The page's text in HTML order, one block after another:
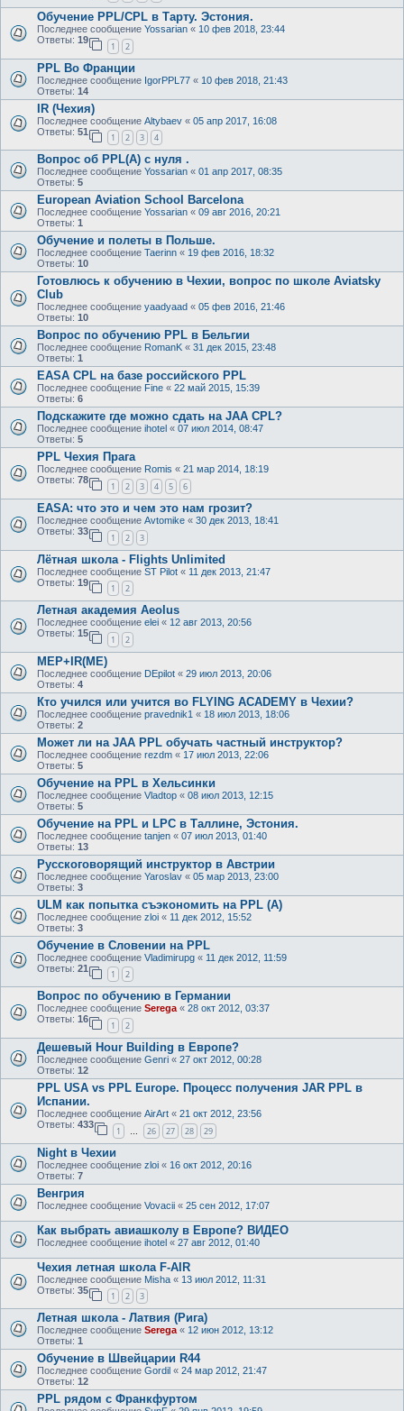
Обучение PPL/CPL в Тарту. Эстония.
Последнее сообщение Yossarian « 10 фев 2018, 23:44
Ответы: 19
1 2
PPL Во Франции
Последнее сообщение IgorPPL77 « 10 фев 2018, 21:43
Ответы: 14
IR (Чехия)
Последнее сообщение Altybaev « 05 апр 2017, 16:08
Ответы: 51
1 2 3 4
Вопрос об PPL(A) с нуля .
Последнее сообщение Yossarian « 01 апр 2017, 08:35
Ответы: 5
European Aviation School Barcelona
Последнее сообщение Yossarian « 09 авг 2016, 20:21
Ответы: 1
Обучение и полеты в Польше.
Последнее сообщение Taerinn « 19 фев 2016, 18:32
Ответы: 10
Готовлюсь к обучению в Чехии, вопрос по школе Aviatsky
Club
Последнее сообщение yaadyaad « 05 фев 2016, 21:46
Ответы: 10
Вопрос по обучению PPL в Бельгии
Последнее сообщение RomanK « 31 дек 2015, 23:48
Ответы: 1
EASA CPL на базе российского PPL
Последнее сообщение Fine « 22 май 2015, 15:39
Ответы: 6
Подскажите где можно сдать на JAA CPL?
Последнее сообщение ihotel « 07 июл 2014, 08:47
Ответы: 5
PPL Чехия Прага
Последнее сообщение Romis « 21 мар 2014, 18:19
Ответы: 78
1 2 3 4 5 6
EASA: что это и чем это нам грозит?
Последнее сообщение Avtomike « 30 дек 2013, 18:41
Ответы: 33
1 2 3
Лётная школа - Flights Unlimited
Последнее сообщение ST Pilot « 11 дек 2013, 21:47
Ответы: 19
1 2
Летная академия Aeolus
Последнее сообщение elei « 12 авг 2013, 20:56
Ответы: 15
1 2
MEP+IR(ME)
Последнее сообщение DEpilot « 29 июл 2013, 20:06
Ответы: 4
Кто учился или учится во FLYING ACADEMY в Чехии?
Последнее сообщение pravednik1 « 18 июл 2013, 18:06
Ответы: 2
Может ли на JAA PPL обучать частный инструктор?
Последнее сообщение rezdm « 17 июл 2013, 22:06
Ответы: 5
Обучение на PPL в Хельсинки
Последнее сообщение Vladtop « 08 июл 2013, 12:15
Ответы: 5
Обучение на PPL и LPC в Таллине, Эстония.
Последнее сообщение tanjen « 07 июл 2013, 01:40
Ответы: 13
Русскоговорящий инструктор в Австрии
Последнее сообщение Yaroslav « 05 мар 2013, 23:00
Ответы: 3
ULM как попытка съэкономить на PPL (A)
Последнее сообщение zloi « 11 дек 2012, 15:52
Ответы: 3
Обучение в Словении на PPL
Последнее сообщение Vladimirupg « 11 дек 2012, 11:59
Ответы: 21
1 2
Вопрос по обучению в Германии
Последнее сообщение Serega« 28 окт 2012, 03:37
Ответы: 16
1 2
Дешевый Hour Building в Европе?
Последнее сообщение Genri « 27 окт 2012, 00:28
Ответы: 12
PPL USA vs PPL Europe. Процесс получения JAR PPL в
Испании.
Последнее сообщение AirArt « 21 окт 2012, 23:56
Ответы: 433
1 … 26 27 28 29
Night в Чехии
Последнее сообщение zloi « 16 окт 2012, 20:16
Ответы: 7
Венгрия
Последнее сообщение Vovacii « 25 сен 2012, 17:07
Как выбрать авиашколу в Европе? ВИДЕО
Последнее сообщение ihotel « 27 авг 2012, 01:40
Чехия летная школа F-AIR
Последнее сообщение Misha « 13 июл 2012, 11:31
Ответы: 35
1 2 3
Летная школа - Латвия (Рига)
Последнее сообщение Serega « 12 июн 2012, 13:12
Ответы: 1
Обучение в Швейцарии R44
Последнее сообщение Gordil « 24 мар 2012, 21:47
Ответы: 12
PPL рядом с Франкфуртом